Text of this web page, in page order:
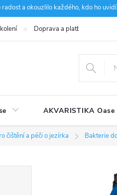
a okouzlilo každého, kdo ho
Doprava a platba
AKVARISTIKA Oase
čištění a péči o jezírka Bakterie